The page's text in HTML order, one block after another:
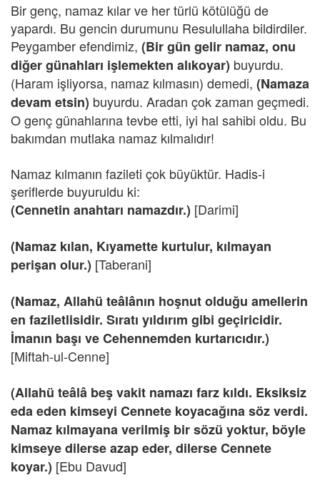
Bir genç, namaz kılar ve her türlü kötülüğü de
yapardı. Bu gencin durumunu Resulullaha bildirdiler.
Peygamber efendimiz, (Bir gün gelir namaz, onu
diğer günahları işlemekten alıkoyar) buyurdu.
(Haram işliyorsa, namaz kılmasın) demedi, (Namaza
devam etsin) buyurdu. Aradan çok zaman geçmedi.
O genç günahlarına tevbe etti, iyi hal sahibi oldu. Bu
bakımdan mutlaka namaz kılmalıdır!
Namaz kılmanın fazileti çok büyüktür. Hadis-i
şeriflerde buyuruldu ki:
(Cennetin anahtarı namazdır.) [Darimi]
(Namaz kılan, Kıyamette kurtulur, kılmayan
perişan olur.) [Taberani]
(Namaz, Allahü teâlânın hoşnut olduğu amellerin
en faziletlisidir. Sıratı yıldırım gibi geçiricidir.
İmanın başı ve Cehennemden kurtarıcıdır.)
[Miftah-ul-Cenne]
(Allahü teâlâ beş vakit namazı farz kıldı. Eksiksiz
eda eden kimseyi Cennete koyacağına söz verdi.
Namaz kılmayana verilmiş bir sözü yoktur, böyle
kimseye dilerse azap eder, dilerse Cennete
koyar.) [Ebu Davud]